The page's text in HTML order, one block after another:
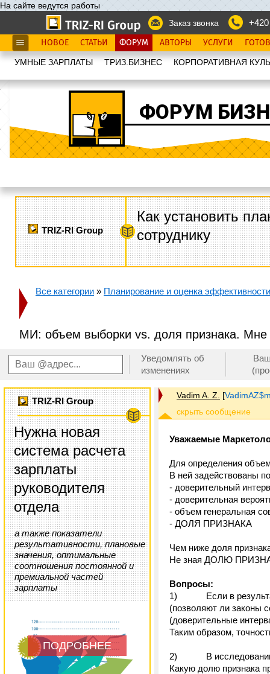
На сайте ведутся работы
Заказ звонка
НОВОЕ СТАТЬИ ФОРУМ АВТОРЫ УСЛУГИ
УМНЫЕ ЗАРПЛАТЫ ТРИЗ.БИЗНЕС КОРПОРАТИВНАЯ
ФОРУМ
TRIZ-RI Group
Как установить
сотруднику
Все категории » Планирование и оценка
МИ: объем выборки vs. доля признака. Мне
Уведомлять об
изменениях
TRIZ-RI Group
Нужна новая
система расчета
зарплаты
руководителя
отдела
а также показатели
результативности, плановые
значения, оптимальные
соотношения постоянной и
премиальной частей
зарплаты
ПОДРОБНЕЕ
Vadim A. Z. [
Уважаемые
Для определения
В ней задействованы
- доверительный
- доверительная
- объем генеральная
- ДОЛЯ ПРИЗНАКА
Чем ниже доля
Не зная ДОЛЮ
Вопросы:
1) Если в результате
(позволяют ли законы
(доверительные
Таким образом,
2) В исследовании
Какую долю признака